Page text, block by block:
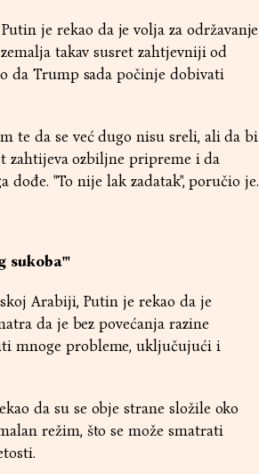
je rekao da je volja za održavanje
takav susret zahtjevniji od
da Trump sada počinje dobivati
te da se već dugo nisu sreli, ali da bi
zahtijeva ozbiljne pripreme i da
"To nije lak zadatak", poručio je.
sukoba'"
Arabiji, Putin je rekao da je
da je bez povećanja razine
mnoge probleme, uključujući i
da su se obje strane složile oko
režim, što se može smatrati